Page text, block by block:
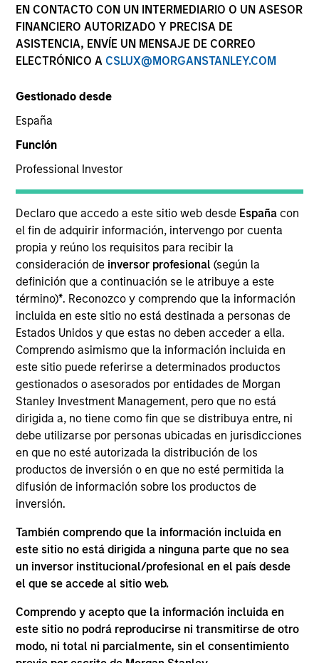
EN CONTACTO CON UN INTERMEDIARIO O UN ASESOR
FINANCIERO AUTORIZADO Y PRECISA DE
ASISTENCIA, ENVÍE UN MENSAJE DE CORREO
ELECTRÓNICO A CSLUX@MORGANSTANLEY.COM
Gestionado desde
España
Función
Professional Investor
Declaro que accedo a este sitio web desde España con
el fin de adquirir información, intervengo por cuenta
propia y reúno los requisitos para recibir la
consideración de inversor profesional(según la
definición que a continuación se le atribuye a este
término)*. Reconozco y comprendo que la información
incluida en este sitio no está destinada a personas de
Estados Unidos y que estas no deben acceder a ella.
Comprendo asimismo que la información incluida en
este sitio puede referirse a determinados productos
gestionados o asesorados por entidades de Morgan
Stanley Investment Management, pero que no está
dirigida a, no tiene como fin que se distribuya entre, ni
debe utilizarse por personas ubicadas en jurisdicciones
en que no esté autorizada la distribución de los
productos de inversión o en que no esté permitida la
difusión de información sobre los productos de
inversión.
También comprendo que la información incluida en
este sitio no está dirigida a ninguna parte que no sea
un inversor institucional/profesional en el país desde
el que se accede al sitio web.
Comprendo y acepto que la información incluida en
este sitio no podrá reproducirse ni transmitirse de otro
modo, ni total ni parcialmente, sin el consentimiento
Estrategias
The Portfolio Solutions Group is a comprehensive
strategies and types (traditional and alternative),
through solutions that span fully liquid (public assets),
comprehensive (public and private assets) and fully
managed portfolio or model, in discretionary or
advisory format.
The team’s expertise lies in partnering with
institutional, intermediaries and high net worth
investors to understand their unique needs and
crafting solutions to help them achieve their overall
investment objectives.
Investment Committee
Managing Director
Ryan Meredith, FFA, CFA
Jim Caron